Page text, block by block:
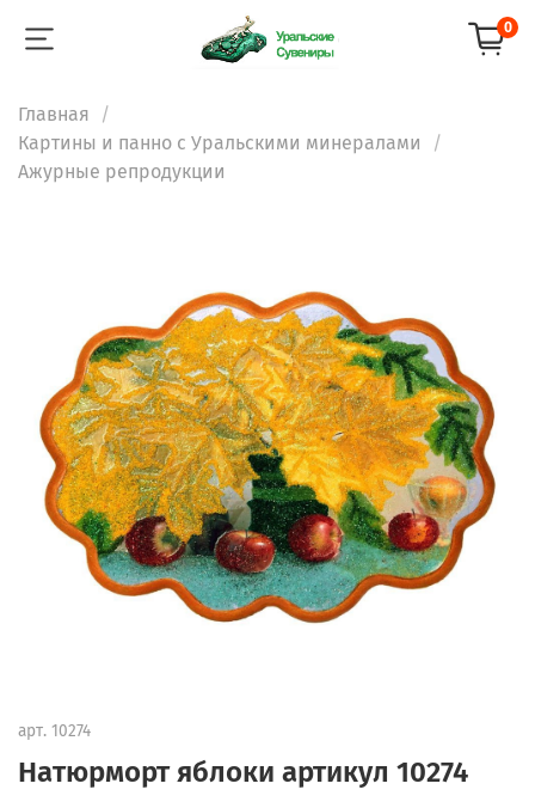
0
Главная
Картины и панно с Уральскими минералами
Ажурные репродукции
арт. 10274
Натюрморт яблоки артикул 10274